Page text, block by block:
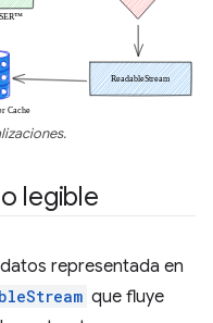
legible
representada en
que fluye